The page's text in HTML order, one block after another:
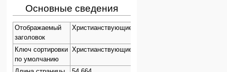
навигации
поиску
Основные сведения
Отображаемый
заголовок
Христианствующие
Ключ сортировки
по умолчанию
Христианствующие